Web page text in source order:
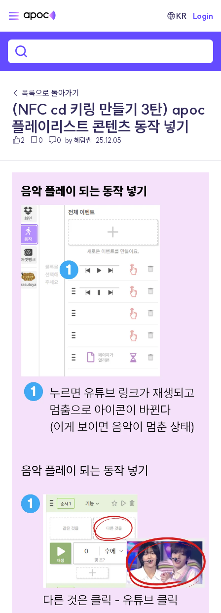
KR Login
← 목록으로 돌아가기
(NFC cd 키링 만들기 3탄) apoc
플레이리스트 콘텐츠 동작 넣기
2 0 0 by 혜림쌤 25.12.05